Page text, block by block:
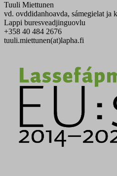
Tuuli Miettunen
vd. ovddidanhoavda, sámegielat ja
Lappi buresveadjinguovlu
+358 40 484 2676
tuuli.miettunen(at)lapha.fi